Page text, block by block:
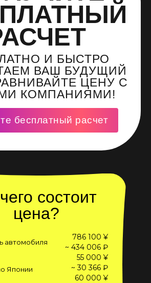
И БЫСТРО
ВАШ БУДУЩИЙ
ЦЕНУ С
КОМПАНИЯМИ!
бесплатный расчет
состоит
цена?
автомобиля
786 100 ¥
~ 434 006 ₽
Японии
55 000 ¥
~ 30 366 ₽
60 000 ¥